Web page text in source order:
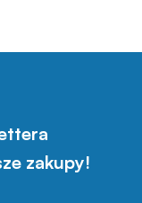
zakupy!